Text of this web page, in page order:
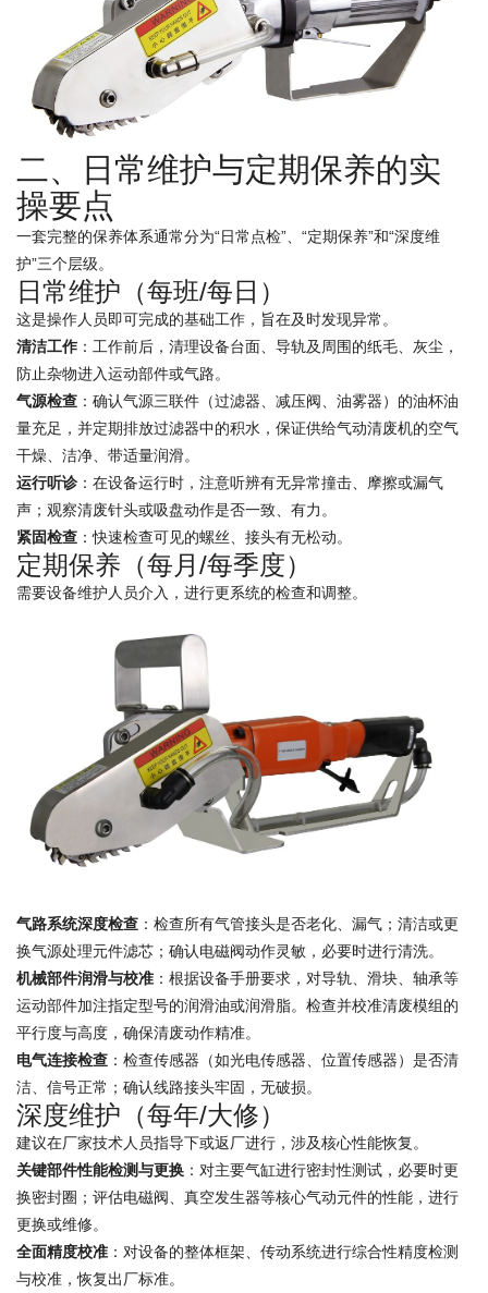
二、日常维护与定期保养的实
操要点
一套完整的保养体系通常分为“日常点检”、“定期保养”和“深度维
护”三个层级。
日常维护（每班/每日）
这是操作人员即可完成的基础工作，旨在及时发现异常。
清洁工作 ：工作前后，清理设备台面、导轨及周围的纸毛、灰尘，
防止杂物进入运动部件或气路。
气源检查 ：确认气源三联件（过滤器、减压阀、油雾器）的油杯油
量充足，并定期排放过滤器中的积水，保证供给气动清废机的空气
干燥、洁净、带适量润滑。
运行听诊：在设备运行时，注意听辨有无异常撞击、摩擦或漏气
声；观察清废针头或吸盘动作是否一致、有力。
紧固检查 ：快速检查可见的螺丝、接头有无松动。
定期保养（每月/每季度）
需要设备维护人员介入，进行更系统的检查和调整。
气路系统深度检查 ：检查所有气管接头是否老化、漏气；清洁或更
换气源处理元件滤芯；确认电磁阀动作灵敏，必要时进行清洗。
机械部件润滑与校准 ：根据设备手册要求，对导轨、滑块、轴承等
运动部件加注指定型号的润滑油或润滑脂。检查并校准清废模组的
平行度与高度，确保清废动作精准。
电气连接检查 ：检查传感器（如光电传感器、位置传感器）是否清
洁、信号正常；确认线路接头牢固，无破损。
深度维护（每年/大修）
建议在厂家技术人员指导下或返厂进行，涉及核心性能恢复。
关键部件性能检测与更换 ：对主要气缸进行密封性测试，必要时更
换密封圈；评估电磁阀、真空发生器等核心气动元件的性能，进行
更换或维修。
全面精度校准 ：对设备的整体框架、传动系统进行综合性精度检测
与校准，恢复出厂标准。